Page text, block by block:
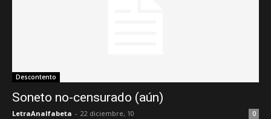
Descontento
Soneto no-censurado (aún)
LetraAnalfabeta - 22 diciembre, 10 0